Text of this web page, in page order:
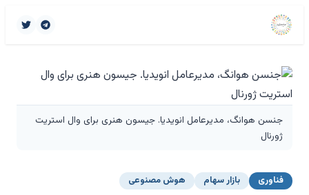
جنسن هوانگ، مدیرعامل انویدیا. جیسون هنری برای وال استریت
ژورنال
فناوری بازار سهام هوش مصنوعی